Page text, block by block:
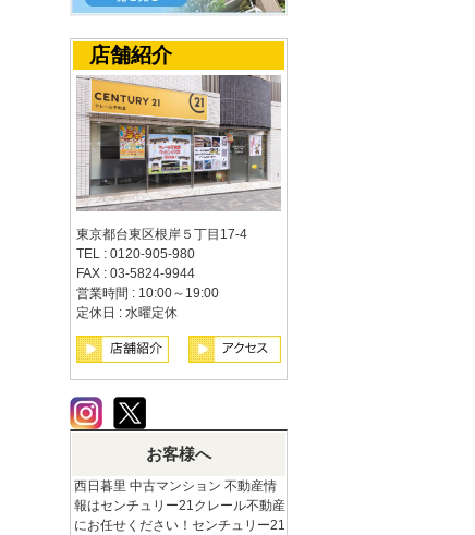
店舗紹介
東京都台東区根岸５丁目17-4
TEL : 0120-905-980
FAX : 03-5824-9944
営業時間 : 10:00～19:00
定休日 : 水曜定休
お客様へ
西日暮里 中古マンション 不動産情
報はセンチュリー21クレール不動産
にお任せください！センチュリー21